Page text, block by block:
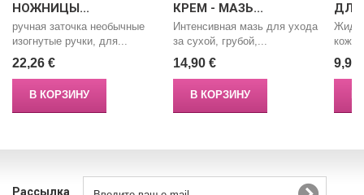
НОЖНИЦЫ...
ручная заточка необычные
изогнутые ручки, для...
22,26 €
В КОРЗИНУ
КРЕМ - МАЗЬ...
Интенсивная мазь для ухода
за сухой, грубой,...
14,90 €
В КОРЗИНУ
ДЛЯ
9,90
Рассылка